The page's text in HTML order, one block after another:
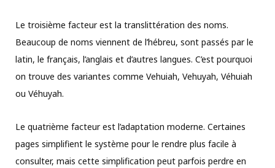
Le troisième facteur est la translittération des noms.
Beaucoup de noms viennent de l’hébreu, sont passés par le
latin, le français, l’anglais et d’autres langues. C’est pourquoi
on trouve des variantes comme Vehuiah, Vehuyah, Véhuiah
ou Véhuyah.
Le quatrième facteur est l’adaptation moderne. Certaines
pages simplifient le système pour le rendre plus facile à
consulter, mais cette simplification peut parfois perdre en